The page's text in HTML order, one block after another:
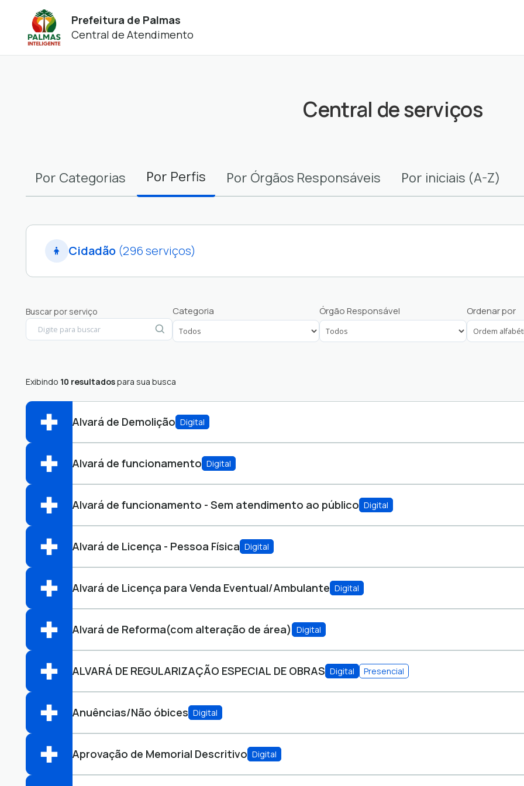
Prefeitura de Palmas
Central de Atendimento
Central de serviços
Por Categorias Por Perfis Por Órgãos Responsáveis Por iniciais (A-Z)
Cidadão (296 serviços)
Empresa
Buscar por serviço Categoria Órgão Responsável Ordenar por
Exibindo 10 resultadospara sua busca
Alvará de Demolição Digital
Perfis:
Alvará de funcionamento Digital
Perfis:
Alvará de funcionamento - Sem atendimento ao público Digital
Abrir online > Via protocolo 1Doc
Perfis:
Alvará de Licença - Pessoa Física Digital
Abrir online > Via protocolo 1Doc
Perfis:
Alvará de Licença para Venda Eventual/Ambulante Digital
Abrir online > Via protocolo 1Doc
Perfis:
Alvará de Reforma(com alteração de área) Digital
Abrir online > Via protocolo 1Doc
Perfis:
ALVARÁ DE REGULARIZAÇÃO ESPECIAL DE OBRAS Digital Presencial
Abrir online > Via protocolo 1Doc
Perfis:
Anuências/Não óbices Digital
Abrir online > Via protocolo 1Doc
Perfis:
Aprovação de Memorial Descritivo Digital